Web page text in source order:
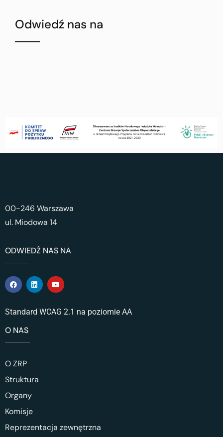
Odwiedź nas na
00-246 Warszawa
ul. Miodowa 14
ODWIEDŹ NAS NA
Standard WCAG 2.1 na poziomie AA
O NAS
O ZRP
Struktura
Organy
Komisje
Reprezentacja zewnętrzna